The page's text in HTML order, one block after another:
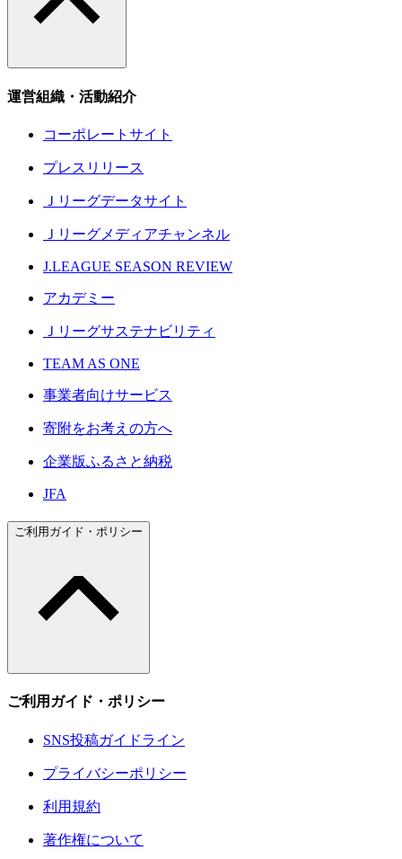
運営組織・活動紹介
コーポレートサイト
プレスリリース
Ｊリーグデータサイト
Ｊリーグメディアチャンネル
J.LEAGUE SEASON REVIEW
アカデミー
Ｊリーグサステナビリティ
TEAM AS ONE
事業者向けサービス
寄附をお考えの方へ
企業版ふるさと納税
JFA
ご利用ガイド・ポリシー
ご利用ガイド・ポリシー
SNS投稿ガイドライン
プライバシーポリシー
利用規約
著作権について